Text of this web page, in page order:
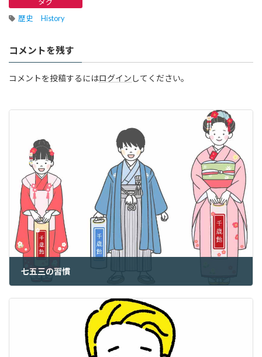
タグ
歴史 History
コメントを残す
コメントを投稿するにはログイン してください。
七五三の習慣